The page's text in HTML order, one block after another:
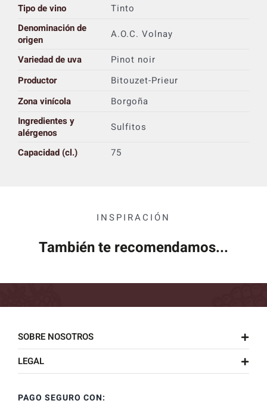
Tipo de vino
Tinto
Denominación de
origen
A.O.C. Volnay
Variedad de uva
Pinot noir
Productor
Bitouzet-Prieur
Zona vinícola
Borgoña
Ingredientes y
alérgenos
Sulfitos
Capacidad (cl.)
75
INSPIRACIÓN
También te recomendamos...
SOBRE NOSOTROS
LEGAL
PAGO SEGURO CON: